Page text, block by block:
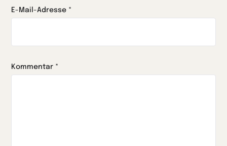
E-Mail-Adresse *
Kommentar *